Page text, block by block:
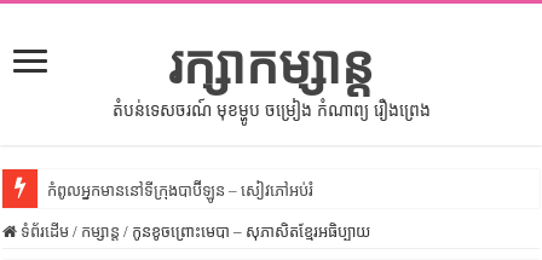
រក្សាកម្សាន្ត
តំបន់ទេសចរណ៍ មុខម្ហូប ចម្រៀង កំណាព្យ រឿងព្រេង
កំពូលអ្នកមាននៅទីក្រុងបាប៊ីឡូន – សៀវភៅអប់រំ
សីលធម៌នៅក្នុងសង្គមខ្មែរ – សៀវភៅចំណេះដឹងទូទៅ
ទំព័រដើម / កម្សាន្ត / កូនខូចព្រោះមេបា – សុភាសិតខ្មែរអធិប្បាយ